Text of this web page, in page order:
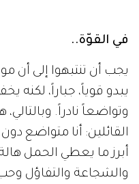
في القوّة..
يجب أن تنتبهوا إلى أن
يبدو قوياً، جباراً، لكنه
وتواضعاً نادراً.
القائلين: أنا متواضع
أبرز ما يعطي الحمل
والشجاعة والتفاؤل